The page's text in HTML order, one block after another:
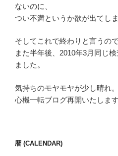
ないのに、
つい不満というか欲が出てしま
そしてこれで終わりと言うので
また半年後、2010年3月同じ
ました。
気持ちのモヤモヤが少し晴れ。
心機一転ブログ再開いたします
暦 (CALENDAR)